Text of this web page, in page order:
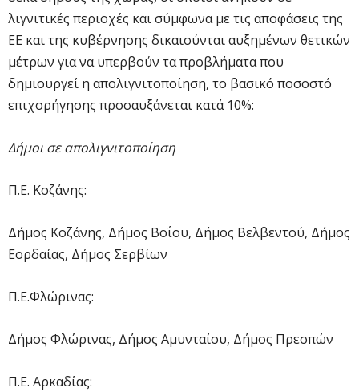
λιγνιτικές περιοχές και σύμφωνα με τις αποφάσεις της
ΕΕ και της κυβέρνησης δικαιούνται αυξημένων θετικών
μέτρων για να υπερβούν τα προβλήματα που
δημιουργεί η απολιγνιτοποίηση, το βασικό ποσοστό
επιχορήγησης προσαυξάνεται κατά 10%:
Δήμοι σε απολιγνιτοποίηση
Π.Ε. Κοζάνης:
Δήμος Κοζάνης, Δήμος Βοΐου, Δήμος Βελβεντού, Δήμος
Εορδαίας, Δήμος Σερβίων
Π.Ε.Φλώρινας:
Δήμος Φλώρινας, Δήμος Αμυνταίου, Δήμος Πρεσπών
Π.Ε. Αρκαδίας: